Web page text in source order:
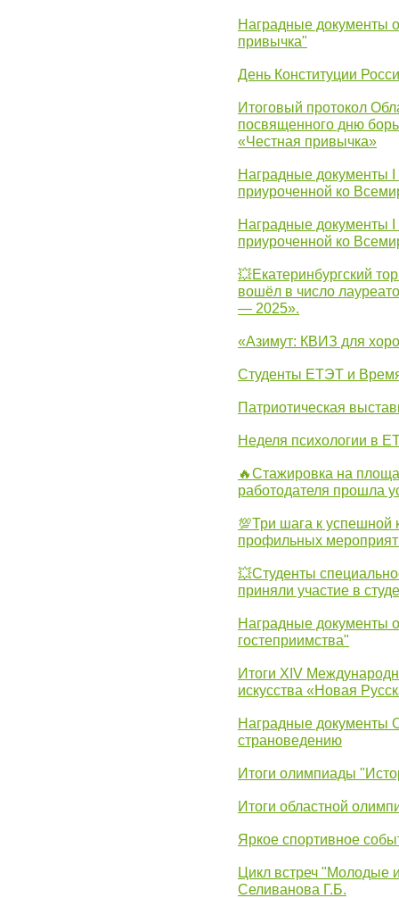
Наградные документы
привычка"
День Конституции
Итоговый протокол
посвященного дню
«Честная привычка»
Наградные документы
приуроченной ко
Наградные документы
приуроченной ко
💥Екатеринбургский
вошёл в число
— 2025».
«Азимут: КВИЗ для
Студенты ЕТЭТ и
Патриотическая
Неделя психологии в
🔥Стажировка на
работодателя прошла
💯Три шага к успешной
профильных
💥Студенты
приняли участие в
Наградные документы
гостеприимства"
Итоги XIV
искусства «Новая
Наградные документы
страноведению
Итоги олимпиады
Итоги областной
Яркое спортивное
Цикл встреч "Молодые
Селиванова Г.Б.